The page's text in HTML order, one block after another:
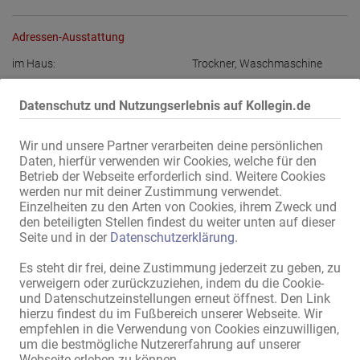
Datenschutz und Nutzungserlebnis auf Kollegin.de
Wir und unsere Partner verarbeiten deine persönlichen
Daten, hierfür verwenden wir Cookies, welche für den
Betrieb der Webseite erforderlich sind. Weitere Cookies
werden nur mit deiner Zustimmung verwendet.
Einzelheiten zu den Arten von Cookies, ihrem Zweck und
den beteiligten Stellen findest du weiter unten auf dieser
Seite und in der Datenschutzerklärung.
Es steht dir frei, deine Zustimmung jederzeit zu geben, zu
verweigern oder zurückzuziehen, indem du die Cookie-
und Datenschutzeinstellungen erneut öffnest. Den Link
hierzu findest du im Fußbereich unserer Webseite. Wir
empfehlen in die Verwendung von Cookies einzuwilligen,
um die bestmögliche Nutzererfahrung auf unserer
Adressen-Ausstattung
im Haus: Trockner, Waschmaschine
Gäste-Parkplätze:
vorhanden ,eigene
Nähe Flughafen
Alle Informationen anzeigen
Zwickau.
Frisch renovierte, sehr bekannte, gut laufende Privatadresse in Top
Lage nahe Bahnhof und Flugplatz!
Zimmer an nette Kolleginnen zu vermieten!